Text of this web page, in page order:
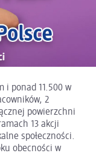
i ponad 11.500 w
2
powierzchni
13 akcji
społeczności.
obecności w